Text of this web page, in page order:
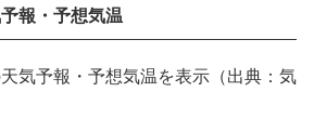
報・予想気温
気予報・予想気温を表示（出典：気